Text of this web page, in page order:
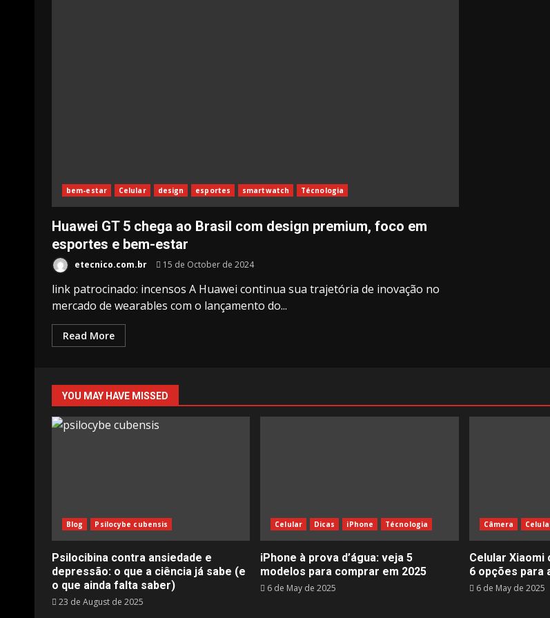
bem-estar Celular design esportes smartwatch Técnologia
Huawei GT 5 chega ao Brasil com design premium, foco em
esportes e bem-estar
etecnico.com.br 15 de October de 2024
link patrocinado: incensos A Huawei continua sua trajetória de inovação no
mercado de wearables com o lançamento do...
Read More
YOU MAY HAVE MISSED
Blog Psilocybe cubensis
Psilocibina contra ansiedade e
depressão: o que a ciência já sabe (e
o que ainda falta saber)
23 de August de 2025
Celular Dicas iPhone Técnologia
iPhone à prova d’água: veja 5
modelos para comprar em 2025
6 de May de 2025
Câmera
Celular Xiaomi
6 opções para
6 de May de 2025